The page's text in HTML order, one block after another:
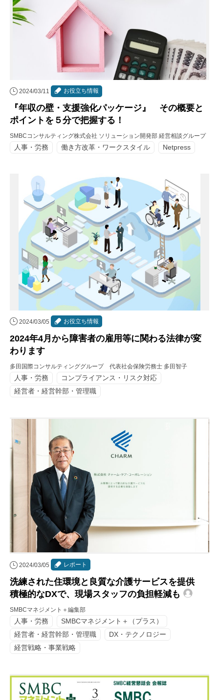
2024/03/11 お役立ち情報
『年収の壁・支援強化パッケージ』 その概要と
ポイントを５分で把握する！
SMBCコンサルティング株式会社 ソリューション開発部 経営相談グループ
人事・労務 働き方改革・ワークスタイル Netpress
2024/03/05 お役立ち情報
2024年4月から障害者の雇用等に関わる法律が変
わります
多田国際コンサルティンググループ 代表社会保険労務士 多田智子
人事・労務
コンプライアンス・リスク対応
経営者・経営幹部・管理職
2024/03/05 レポート
洗練された住環境と良質な介護サービスを提供
積極的なDXで、現場スタッフの負担軽減も
SMBCマネジメント＋編集部
人事・労務
SMBCマネジメント＋（プラス）
経営者・経営幹部・管理職
DX・テクノロジー
経営戦略・事業戦略